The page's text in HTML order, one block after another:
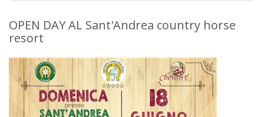
OPEN DAY AL Sant'Andrea country horse
resort